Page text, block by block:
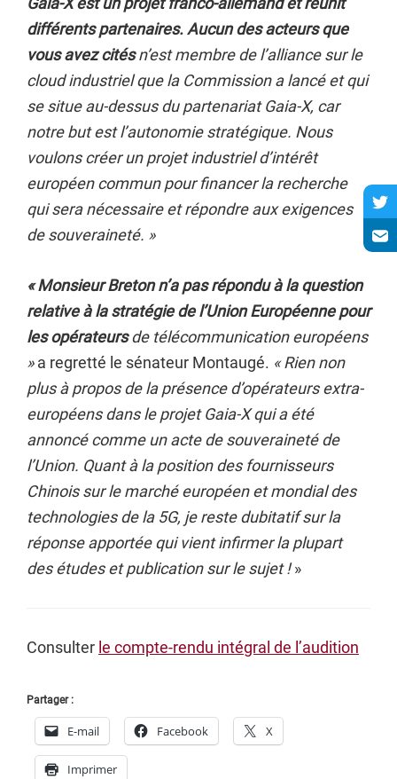
différents partenaires. Aucun des acteurs que
vous avez citésn’est membre de l’alliance sur le
cloud industriel que la Commission a lancé et qui
se situe au-dessus du partenariat Gaia-X, car
notre but est l’autonomie stratégique. Nous
voulons créer un projet industriel d’intérêt
européen commun pour financer la recherche
qui sera nécessaire et répondre aux exigences
de souveraineté. »
« Monsieur Breton n’a pas répondu à la question
relative à la stratégie de l’Union Européenne pour
les opérateursde télécommunication européens
»a regretté le sénateur Montaugé. « Rien non
plus à propos de la présence d’opérateurs extra-
européens dans le projet Gaia-X qui a été
annoncé comme un acte de souveraineté de
l’Union. Quant à la position des fournisseurs
Chinois sur le marché européen et mondial des
technologies de la 5G, je reste dubitatif sur la
réponse apportée qui vient infirmer la plupart
des études et publication sur le sujet !»
Consulter le compte-rendu intégral de l’audition
Partager :
E-mail Facebook X
Imprimer